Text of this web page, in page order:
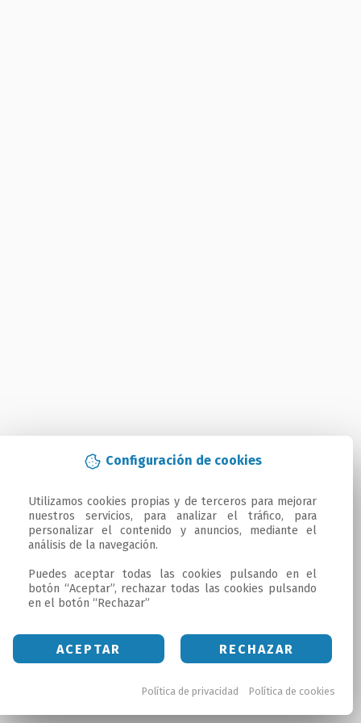
Configuración de cookies
Utilizamos cookies propias y de terceros para mejorar
nuestros servicios, para analizar el tráfico, para
personalizar el contenido y anuncios, mediante el
análisis de la navegación.
Puedes aceptar todas las cookies pulsando en el
botón “Aceptar”, rechazar todas las cookies pulsando
en el botón “Rechazar”
ACEPTAR RECHAZAR
Política de privacidad Política de cookies